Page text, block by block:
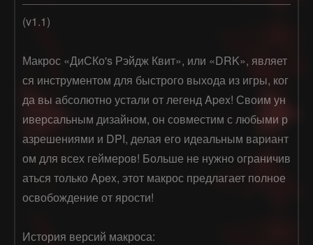
(v1.1)
Макрос «ДиСКо's Рэйдж Квит», или «DRK», являет
ся инструментом для быстрого выхода из игры, ког
да вы абсолютно устали от легенд Apex! Своим ун
иверсальным дизайном, он совместим с любыми р
азрешениями и DPI, делая его идеальным вариант
ом для всех геймеров! Больше не нужно ограничив
аться только Apex, этот макрос предлагает полное
освобождение от ярости!
История версий макроса: